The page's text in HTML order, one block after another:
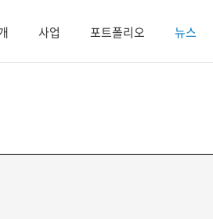
사업 포트폴리오 뉴스